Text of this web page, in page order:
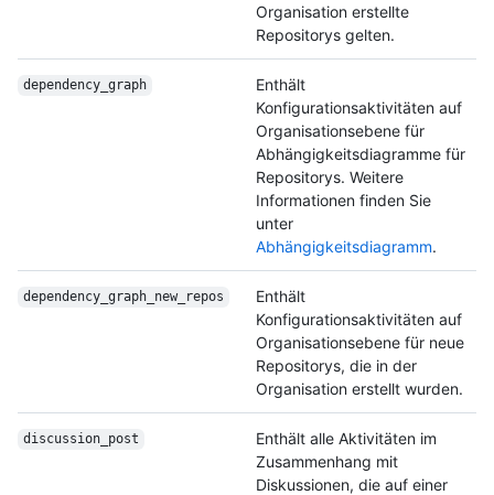
Organisation erstellte
Repositorys gelten.
dependency_graph
Enthält
Konfigurationsaktivitäten auf
Organisationsebene für
Abhängigkeitsdiagramme für
Repositorys. Weitere
Informationen finden Sie
unter
Abhängigkeitsdiagramm.
dependency_graph_ new_repos
Enthält
Konfigurationsaktivitäten auf
Organisationsebene für neue
Repositorys, die in der
Organisation erstellt wurden.
discussion_post
Enthält alle Aktivitäten im
Zusammenhang mit
Diskussionen, die auf einer